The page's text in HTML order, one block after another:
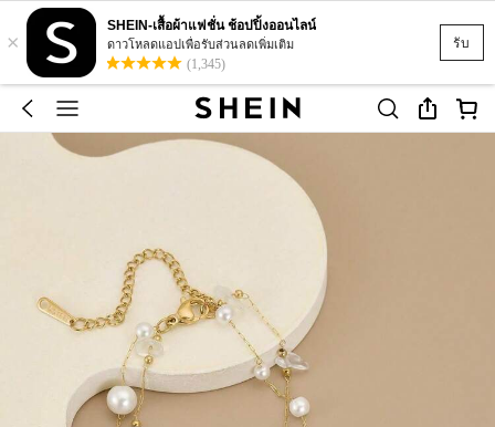
รับ
×
SHEIN-เสื้อผ้าแฟชั่น ช้อปปิ้งออนไลน์
ดาวโหลดแอปเพื่อรับส่วนลดเพิ่มเติม
(1,345)